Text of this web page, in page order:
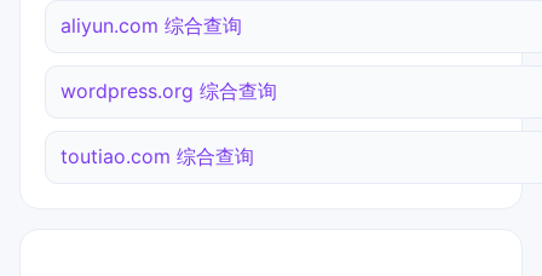
aliyun.com 综合查询
wordpress.org 综合查询
toutiao.com 综合查询